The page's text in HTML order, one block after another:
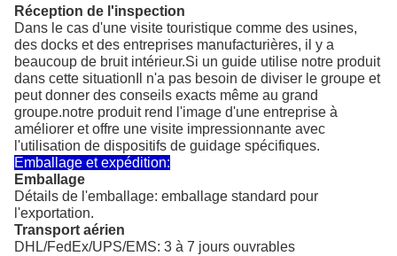
Réception de l'inspection
Dans le cas d'une visite touristique comme des usines,
des docks et des entreprises manufacturières, il y a
beaucoup de bruit intérieur.Si un guide utilise notre produit
dans cette situationIl n'a pas besoin de diviser le groupe et
peut donner des conseils exacts même au grand
groupe.notre produit rend l'image d'une entreprise à
améliorer et offre une visite impressionnante avec
l'utilisation de dispositifs de guidage spécifiques.
Emballage et expédition:
Emballage
Détails de l'emballage: emballage standard pour
l'exportation.
Transport aérien
DHL/FedEx/UPS/EMS: 3 à 7 jours ouvrables